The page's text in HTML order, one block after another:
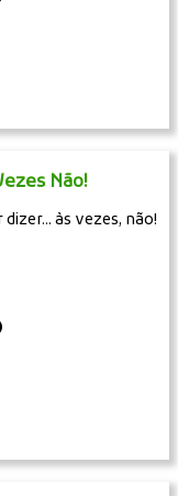
Não!
às vezes, não!